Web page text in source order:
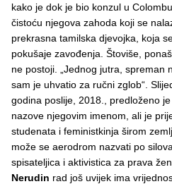
kako je dok je bio konzul u
čistoću njegova zahoda koji se
prekrasna tamilska djevojka, koja
pokušaje zavođenja. Štoviše,
ne postoji. „Jednog jutra, spreman
sam je uhvatio za ručni zglob“.
godina poslije, 2018., predloženo
nazove njegovim imenom, ali je
studenata i feministkinja širom
može se aerodrom nazvati po
spisateljica i aktivistica za prava
Nerudin rad još uvijek ima